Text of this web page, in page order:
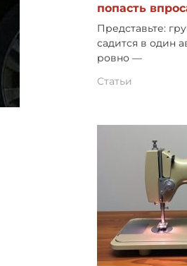
попасть
Представьте:
садится в один
ровно —
Статьи